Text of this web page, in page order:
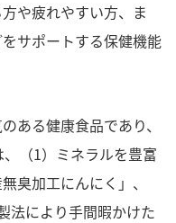
や疲れやすい方、ま
サポートする保健機能
ある健康食品であり、
（1）ミネラルを豊富
臭加工にんにく」、
法により手間暇かけた